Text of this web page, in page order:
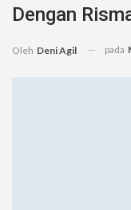
Dengan
Oleh Deni Agil pada